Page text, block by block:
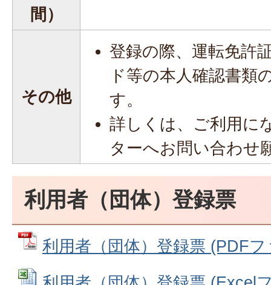
間）
その他
登録の際、運転免許
ド等の本人確認書類
す。
詳しくは、ご利用に
ターへお問い合わせ
利用者（団体）登録票
利用者（団体）登録票 (PDF